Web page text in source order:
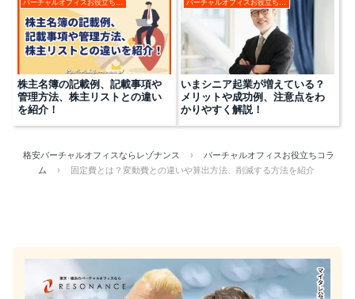
バーチャルオフィスお役立ちコラム
株主名簿の記載例、記載事項や
管理方法、株主リストとの違い
を紹介！
バーチャルオフィスお役立ちコラム
いまシニア起業が増えている？
メリットや成功例、注意点をわ
かりやすく解説！
格安バーチャルオフィスならレゾナンス ›
バーチャルオフィスお役立ちコラ
ム
› 固定費とは？変動費との違いや算出方法、削減する方法を紹介